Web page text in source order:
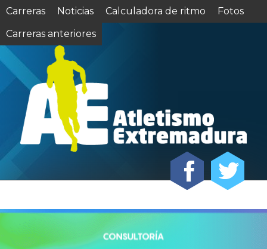
Carreras Noticias Calculadora de ritmo
Fotos
Carreras anteriores